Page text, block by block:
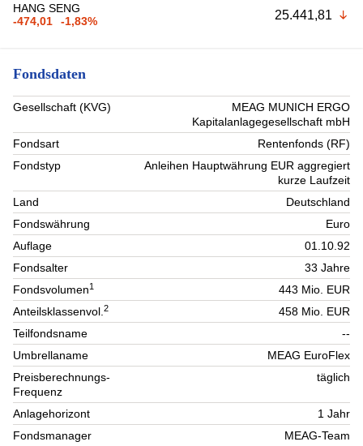
HANG SENG
-474,01
-1,83% 25.441,81
Fondsdaten
Gesellschaft (KVG)
MEAG MUNICH ERGO
Kapitalanlagegesellschaft mbH
Fondsart
Rentenfonds (RF)
Fondstyp
Anleihen Hauptwährung EUR aggregiert
kurze Laufzeit
Land
Deutschland
Fondswährung
Euro
Auflage
01.10.92
Fondsalter
33 Jahre
Fondsvolumen1
443 Mio. EUR
Anteilsklassenvol.2
458 Mio. EUR
Teilfondsname
--
Umbrellaname
MEAG EuroFlex
Preisberechnungs-
Frequenz
täglich
Anlagehorizont
1 Jahr
Fondsmanager
MEAG-Team